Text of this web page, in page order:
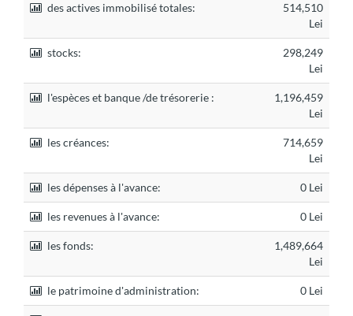
des actives immobilisé totales:
514,510
Lei
stocks:
298,249
Lei
l'espèces et banque /de trésorerie :
1,196,459
Lei
les créances:
714,659
Lei
les dépenses à l'avance: 0 Lei
les revenues à l'avance: 0 Lei
les fonds:
1,489,664
Lei
le patrimoine d'administration: 0 Lei